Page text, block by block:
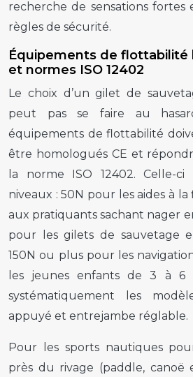
recherche de sensations fortes
règles de sécurité.
Équipements de flottabilité
et normes ISO 12402
Le choix d’un gilet de
peut pas se faire au
équipements de flottabilité
être homologués CE et
la norme ISO 12402. Celle-ci
niveaux : 50N pour les aides à
aux pratiquants sachant nager
pour les gilets de sauvetage
150N ou plus pour les
les jeunes enfants de 3 à 6
systématiquement les
appuyé et entrejambe réglable.
Pour les sports nautiques
près du rivage (paddle, canoë